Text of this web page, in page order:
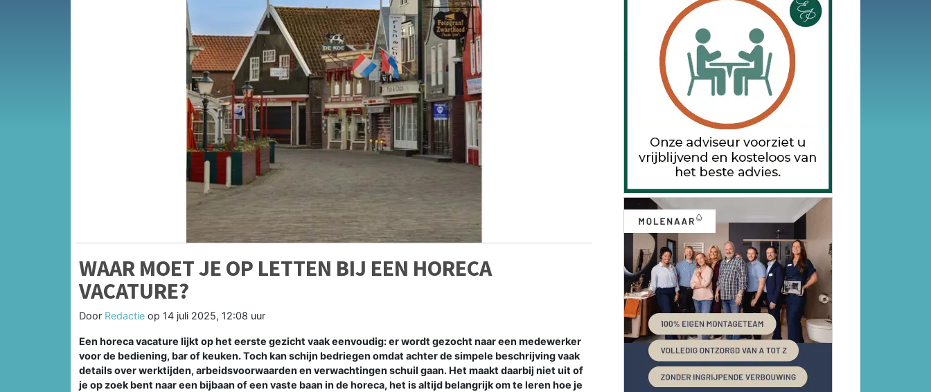
WAAR MOET JE OP LETTEN BIJ EEN HORECA
VACATURE?
Door Redactie op 14 juli 2025, 12:08 uur
Een horeca vacature lijkt op het eerste gezicht vaak eenvoudig: er wordt gezocht naar een medewerker
voor de bediening, bar of keuken. Toch kan schijn bedriegen omdat achter de simpele beschrijving vaak
details over werktijden, arbeidsvoorwaarden en verwachtingen schuil gaan. Het maakt daarbij niet uit of
je op zoek bent naar een bijbaan of een vaste baan in de horeca, het is altijd belangrijk om te leren hoe je